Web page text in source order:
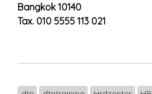
Bangkok 10140
Tax. 010 5555 113 021